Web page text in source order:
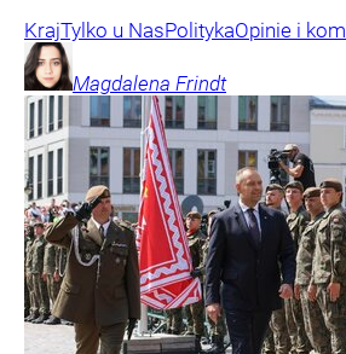
KrajTylko u NasPolitykaOpinie i
Magdalena Frindt